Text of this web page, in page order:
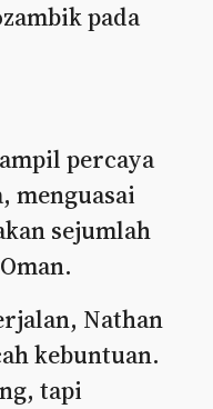
pada
percaya
menguasai
sejumlah
Nathan
kebuntuan.
tapi